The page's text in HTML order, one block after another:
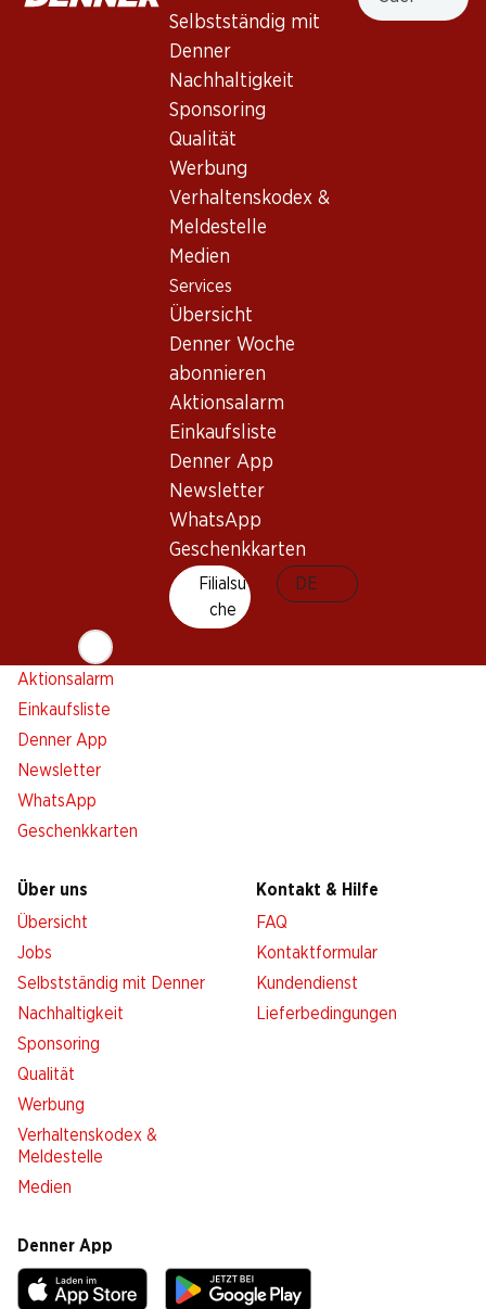
Selbstständig mit
Denner
Nachhaltigkeit
Sponsoring
Qualität
Werbung
Verhaltenskodex &
Meldestelle
Medien
Services
Übersicht
Denner Woche
abonnieren
Aktionsalarm
Einkaufsliste
Denner App
Newsletter
WhatsApp
Geschenkkarten
Filialsu
che
DE
4 Produkten
Nach Oben
Bleiben Sie mit dem Denner Newsletter immer auf dem
neusten Stand. Melden Sie sich jetzt an!
Denner Woche abonnieren
Aktionsalarm
Einkaufsliste
Denner App
Newsletter
WhatsApp
Geschenkkarten
Filialen
Über uns
Übersicht
Jobs
Selbstständig mit Denner
Nachhaltigkeit
Sponsoring
Qualität
Werbung
Verhaltenskodex &
Meldestelle
Medien
Kontakt & Hilfe
FAQ
Kontaktformular
Kundendienst
Lieferbedingungen
Denner App